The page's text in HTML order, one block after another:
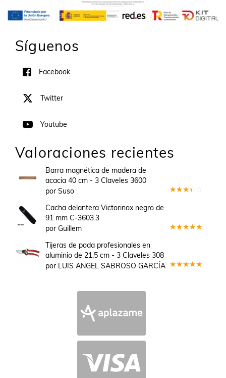
Síguenos
Facebook
Twitter
Youtube
Valoraciones recientes
Barra magnética de madera de
acacia 40 cm - 3 Claveles 3600
por Suso
Cacha delantera Victorinox negro de
91 mm C-3603.3
por Guillem
Tijeras de poda profesionales en
aluminio de 21,5 cm - 3 Claveles 308
por LUIS ANGEL SABROSO GARCÍA